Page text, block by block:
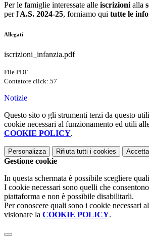
Per le famiglie interessate alle iscrizioni alla
per l'A.S. 2024-25, forniamo qui tutte le
Allegati
iscrizioni_infanzia.pdf
File PDF
Contatore click: 57
Notizie
Questo sito o gli strumenti terzi da questo
cookie necessari al funzionamento ed utili
COOKIE POLICY.
Personalizza Rifiuta tutti i cookies
Gestione cookie
In questa schermata è possibile scegliere
I cookie necessari sono quelli che
piattaforma e non è possibile disabilitarli.
Per conoscere quali sono i cookie necessari
visionare la COOKIE POLICY.